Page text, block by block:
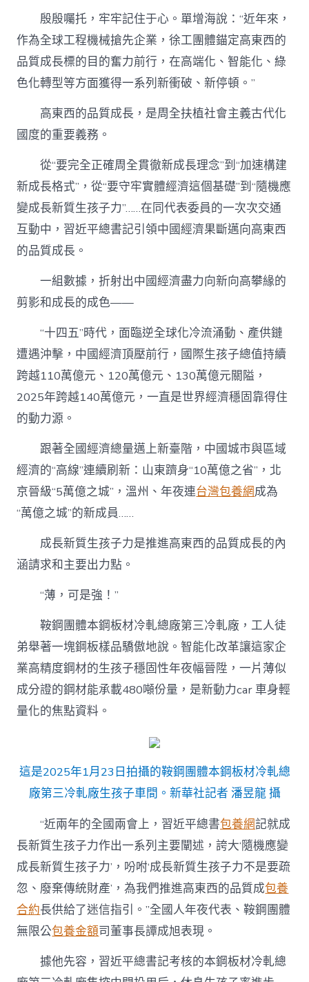
殷殷囑托，牢牢記住于心。單增海說：“近年來，
作為全球工程機械搶先企業，徐工團體錨定高東西的
品質成長標的目的奮力前行，在高端化、智能化、綠
色化轉型等方面獲得一系列新衝破、新停頓。”
高東西的品質成長，是周全扶植社會主義古代化
國度的重要義務。
從“要完全正確周全貫徹新成長理念”到“加速構建
新成長格式”，從“要守牢實體經濟這個基礎”到“隨機應
變成長新質生孩子力”……在同代表委員的一次次交通
互動中，習近平總書記引領中國經濟果斷邁向高東西
的品質成長。
一組數據，折射出中國經濟盡力向新向高攀緣的
剪影和成長的成色——
“十四五”時代，面臨逆全球化冷流涌動、產供鏈
遭遇沖擊，中國經濟頂壓前行，國際生孩子總值持續
跨越110萬億元、120萬億元、130萬億元關隘，
2025年跨越140萬億元，一直是世界經濟穩固靠得住
的動力源。
跟著全國經濟總量邁上新臺階，中國城市與區域
經濟的“高線”連續刷新：山東躋身“10萬億之省”，北
京晉級“5萬億之城”，溫州、年夜連台灣包養網成為
“萬億之城”的新成員……
成長新質生孩子力是推進高東西的品質成長的內
涵請求和主要出力點。
“薄，可是強！”
鞍鋼團體本鋼板材冷軋總廠第三冷軋廠，工人徒
弟舉著一塊鋼板樣品驕傲地說。智能化改革讓這家企
業高精度鋼材的生孩子穩固性年夜幅晉陞，一片薄似
成分證的鋼材能承載480噸份量，是新動力car 車身輕
量化的焦點資料。
這是2025年1月23日拍攝的鞍鋼團體本鋼板材冷軋總
廠第三冷軋廠生孩子車間。新華社記者 潘昱龍 攝
“近兩年的全國兩會上，習近平總書包養網記就成
長新質生孩子力作出一系列主要闡述，誇大‘隨機應變
成長新質生孩子力’，吩咐‘成長新質生孩子力不是要疏
忽、廢棄傳統財產’，為我們推進高東西的品質成包養
合約長供給了迷信指引。”全國人年夜代表、鞍鋼團體
無限公包養金額司董事長譚成旭表現。
據他先容，習近平總書記考核的本鋼板材冷軋總